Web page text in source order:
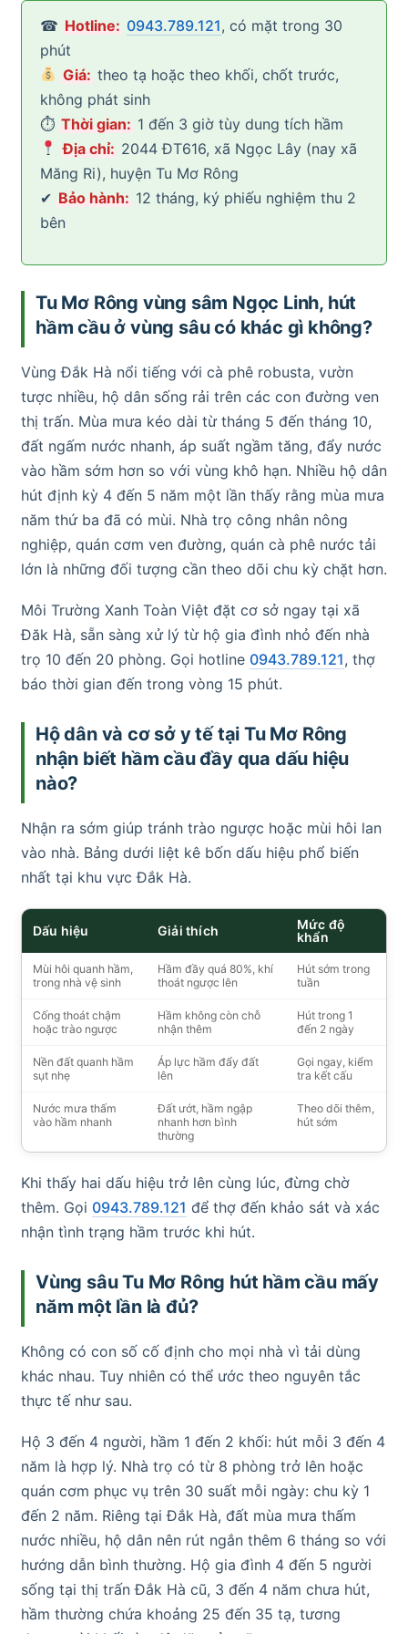
☎ Hotline: 0943.789.121, có mặt trong 30
phút
Giá: theo tạ hoặc theo khối, chốt trước,
không phát sinh
⏱ Thời gian: 1 đến 3 giờ tùy dung tích hầm
Địa chỉ: 2044 ĐT616, xã Ngọc Lây (nay xã
Măng Ri), huyện Tu Mơ Rông
✔ Bảo hành: 12 tháng, ký phiếu nghiệm thu 2
bên
Tu Mơ Rông vùng sâm Ngọc Linh, hút
hầm cầu ở vùng sâu có khác gì không?
Vùng Đắk Hà nổi tiếng với cà phê robusta, vườn
tược nhiều, hộ dân sống rải trên các con đường ven
thị trấn. Mùa mưa kéo dài từ tháng 5 đến tháng 10,
đất ngấm nước nhanh, áp suất ngầm tăng, đẩy nước
vào hầm sớm hơn so với vùng khô hạn. Nhiều hộ dân
hút định kỳ 4 đến 5 năm một lần thấy rằng mùa mưa
năm thứ ba đã có mùi. Nhà trọ công nhân nông
nghiệp, quán cơm ven đường, quán cà phê nước tải
lớn là những đối tượng cần theo dõi chu kỳ chặt hơn.
Môi Trường Xanh Toàn Việt đặt cơ sở ngay tại xã
Đăk Hà, sẵn sàng xử lý từ hộ gia đình nhỏ đến nhà
trọ 10 đến 20 phòng. Gọi hotline 0943.789.121, thợ
báo thời gian đến trong vòng 15 phút.
Hộ dân và cơ sở y tế tại Tu Mơ Rông
nhận biết hầm cầu đầy qua dấu hiệu
nào?
Nhận ra sớm giúp tránh trào ngược hoặc mùi hôi lan
vào nhà. Bảng dưới liệt kê bốn dấu hiệu phổ biến
nhất tại khu vực Đắk Hà.
Dấu hiệu Giải thích
Mức độ
khẩn
Mùi hôi quanh hầm,
trong nhà vệ sinh
Hầm đầy quá 80%, khí
thoát ngược lên
Hút sớm trong
tuần
Cống thoát chậm
hoặc trào ngược
Hầm không còn chỗ
nhận thêm
Hút trong 1
đến 2 ngày
Nền đất quanh hầm
sụt nhẹ
Áp lực hầm đẩy đất
lên
Gọi ngay, kiểm
tra kết cấu
Nước mưa thấm
vào hầm nhanh
Đất ướt, hầm ngập
nhanh hơn bình
thường
Theo dõi thêm,
hút sớm
Khi thấy hai dấu hiệu trở lên cùng lúc, đừng chờ
thêm. Gọi 0943.789.121 để thợ đến khảo sát và xác
nhận tình trạng hầm trước khi hút.
Vùng sâu Tu Mơ Rông hút hầm cầu mấy
năm một lần là đủ?
Không có con số cố định cho mọi nhà vì tải dùng
khác nhau. Tuy nhiên có thể ước theo nguyên tắc
thực tế như sau.
Hộ 3 đến 4 người, hầm 1 đến 2 khối: hút mỗi 3 đến 4
năm là hợp lý. Nhà trọ có từ 8 phòng trở lên hoặc
quán cơm phục vụ trên 30 suất mỗi ngày: chu kỳ 1
đến 2 năm. Riêng tại Đắk Hà, đất mùa mưa thấm
nước nhiều, hộ dân nên rút ngắn thêm 6 tháng so với
hướng dẫn bình thường. Hộ gia đình 4 đến 5 người
sống tại thị trấn Đắk Hà cũ, 3 đến 4 năm chưa hút,
hầm thường chứa khoảng 25 đến 35 tạ, tương